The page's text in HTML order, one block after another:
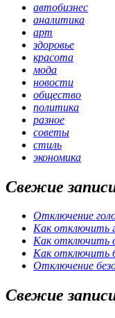
автобизнес
аналитика
арт
здоровье
красота
мода
новости
общество
политика
разное
советы
стиль
экономика
Свежие
Отключение
Как отключить
Как отключить
Как отключить
Отключение
Свежие